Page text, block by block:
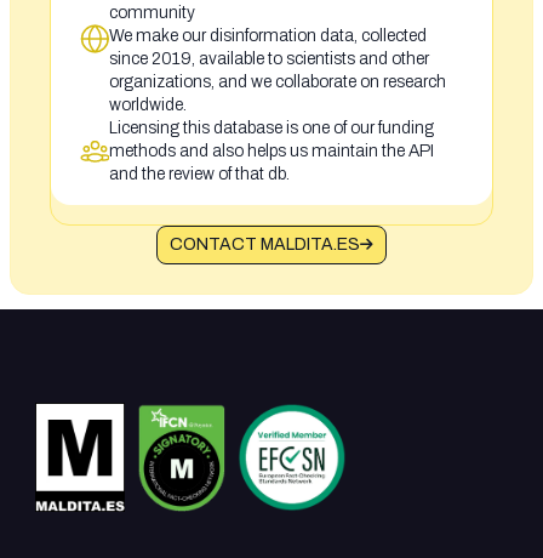
community
We make our disinformation data, collected
since 2019, available to scientists and other
organizations, and we collaborate on research
worldwide.
Licensing this database is one of our funding
methods and also helps us maintain the API
and the review of that db.
CONTACT MALDITA.ES